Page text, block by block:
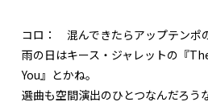
コロ： 混んできたらアップテンポ
雨の日はキース・ジャレットの『
You』とかね。
選曲も空間演出のひとつなんだろうな